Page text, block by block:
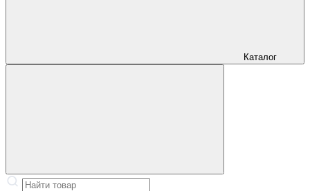
Каталог